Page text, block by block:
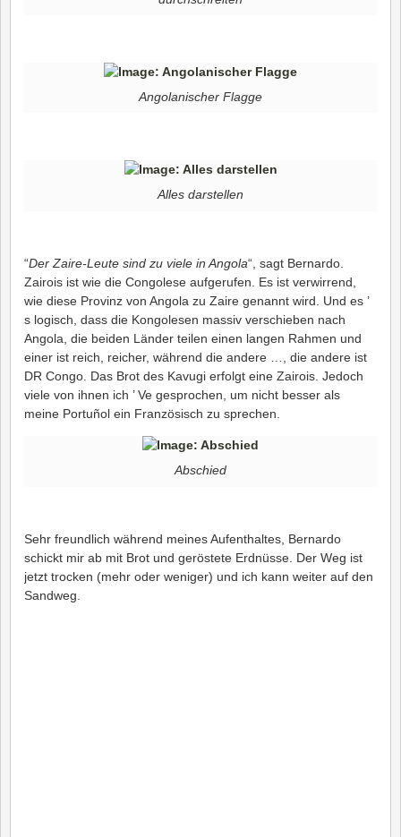
Angolanischer Flagge
Alles darstellen
“Der Zaire-Leute sind zu viele in Angola“, sagt Bernardo.
Zairois ist wie die Congolese aufgerufen. Es ist verwirrend,
wie diese Provinz von Angola zu Zaire genannt wird. Und es ’
s logisch, dass die Kongolesen massiv verschieben nach
Angola, die beiden Länder teilen einen langen Rahmen und
einer ist reich, reicher, während die andere …, die andere ist
DR Congo. Das Brot des Kavugi erfolgt eine Zairois. Jedoch
viele von ihnen ich ’ Ve gesprochen, um nicht besser als
meine Portuñol ein Französisch zu sprechen.
Abschied
Sehr freundlich während meines Aufenthaltes, Bernardo
schickt mir ab mit Brot und geröstete Erdnüsse. Der Weg ist
jetzt trocken (mehr oder weniger) und ich kann weiter auf den
Sandweg.